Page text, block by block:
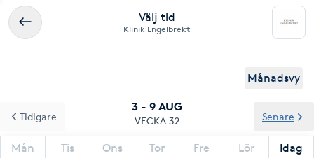
Välj tid
Klinik Engelbrekt
Månadsvy
3 - 9 AUG
VECKA 32
Mån Tis Ons Tor Fre Lör Idag
Tidigare Senare